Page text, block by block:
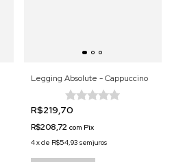
Legging Absolute - Cappuccino
R$219,70
R$208,72 com Pix
4xde R$54,93 sem juros